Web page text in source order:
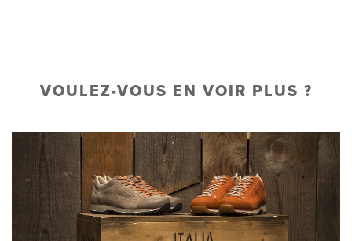
VOULEZ-VOUS EN VOIR PLUS ?